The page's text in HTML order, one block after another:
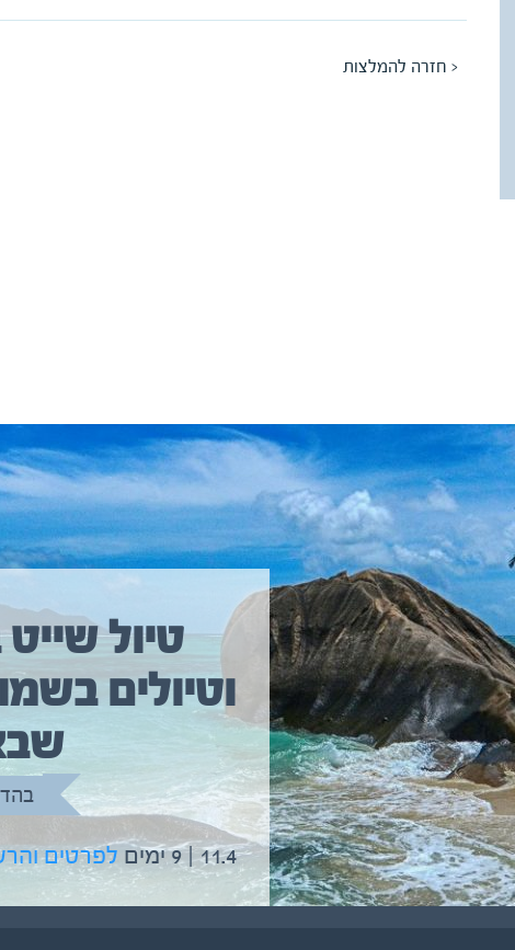
< חזרה להמלצות
טיול
וטיולים
11.4 | 9 ימים לפרטים
טיול שייט מקיף איסלנד
בהדרכת גיל יניב
5.6 | 12 ימים לפרטים והרשמה